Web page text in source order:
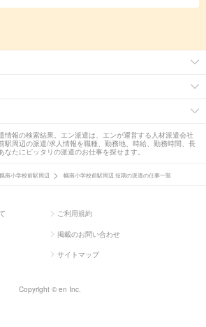
情報の検索結果。エン派遣は、エンが運営する人材派遣会社
駅周辺の派遣/求人情報を職種、勤務地、時給、勤務時間、長
たにピッタリの派遣のお仕事を探せます。
幌南小学校前駅周辺 幌南小学校前駅周辺 短期の派遣の仕事一覧
ご利用規約
掲載のお問い合わせ
サイトマップ
Copyright © en Inc.